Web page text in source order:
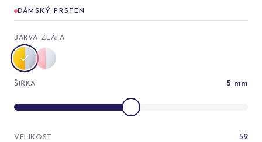
DÁMSKÝ PRSTEN
BARVA ZLATA
ŠÍŘKA 5 mm
VELIKOST 52